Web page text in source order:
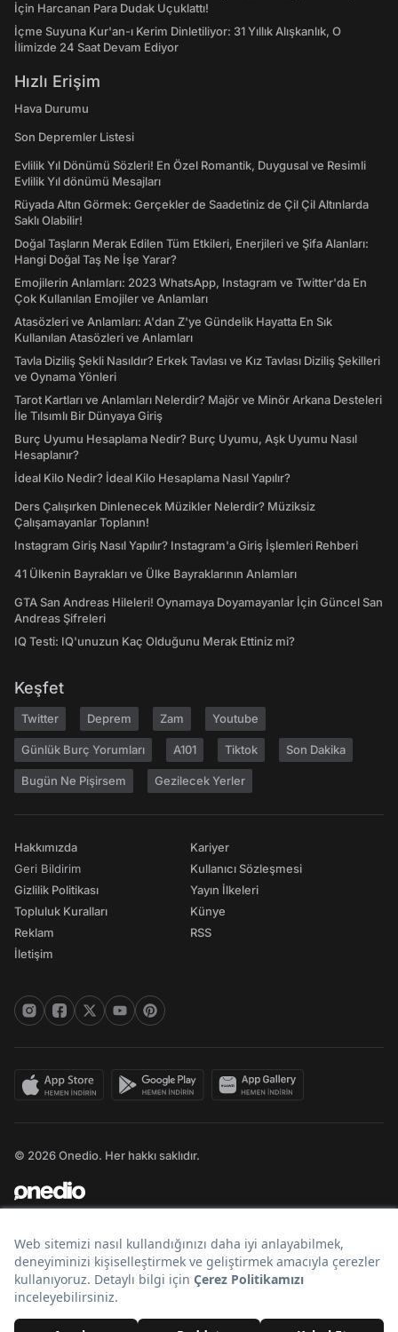
İçin Harcanan Para Dudak Uçuklattı!
İçme Suyuna Kur'an-ı Kerim Dinletiliyor: 31 Yıllık Alışkanlık, O
İlimizde 24 Saat Devam Ediyor
Hızlı Erişim
Hava Durumu
Son Depremler Listesi
Evlilik Yıl Dönümü Sözleri! En Özel Romantik, Duygusal ve Resimli
Evlilik Yıl dönümü Mesajları
Rüyada Altın Görmek: Gerçekler de Saadetiniz de Çil Çil Altınlarda
Saklı Olabilir!
Doğal Taşların Merak Edilen Tüm Etkileri, Enerjileri ve Şifa Alanları:
Hangi Doğal Taş Ne İşe Yarar?
Emojilerin Anlamları: 2023 WhatsApp, Instagram ve Twitter'da En
Çok Kullanılan Emojiler ve Anlamları
Atasözleri ve Anlamları: A'dan Z'ye Gündelik Hayatta En Sık
Kullanılan Atasözleri ve Anlamları
Tavla Diziliş Şekli Nasıldır? Erkek Tavlası ve Kız Tavlası Diziliş Şekilleri
ve Oynama Yönleri
Tarot Kartları ve Anlamları Nelerdir? Majör ve Minör Arkana Desteleri
İle Tılsımlı Bir Dünyaya Giriş
Burç Uyumu Hesaplama Nedir? Burç Uyumu, Aşk Uyumu Nasıl
Hesaplanır?
İdeal Kilo Nedir? İdeal Kilo Hesaplama Nasıl Yapılır?
Ders Çalışırken Dinlenecek Müzikler Nelerdir? Müziksiz
Çalışamayanlar Toplanın!
Instagram Giriş Nasıl Yapılır? Instagram'a Giriş İşlemleri Rehberi
41 Ülkenin Bayrakları ve Ülke Bayraklarının Anlamları
GTA San Andreas Hileleri! Oynamaya Doyamayanlar İçin Güncel San
Andreas Şifreleri
IQ Testi: IQ'unuzun Kaç Olduğunu Merak Ettiniz mi?
Keşfet
Twitter Deprem Zam Youtube
Günlük Burç Yorumları A101 Tiktok Son Dakika
Bugün Ne Pişirsem Gezilecek Yerler
Hakkımızda
Geri Bildirim
Gizlilik Politikası
Topluluk Kuralları
Reklam
İletişim
Kariyer
Kullanıcı Sözleşmesi
Yayın İlkeleri
Künye
RSS
© 2026 Onedio. Her hakkı saklıdır.
Bir markasıdır.